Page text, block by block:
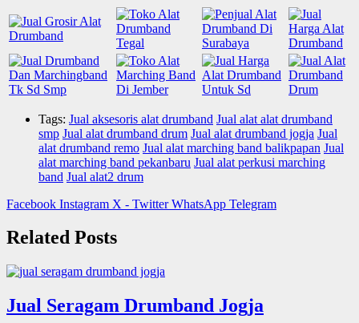
Tags: Jual aksesoris alat drumband Jual alat alat drumband
smp Jual alat drumband drum Jual alat drumband jogja Jual
alat drumband remo Jual alat marching band balikpapan Jual
alat marching band pekanbaru Jual alat perkusi marching
band Jual alat2 drum
Facebook Instagram X - Twitter WhatsApp Telegram
Related Posts
Jual Seragam Drumband Jogja